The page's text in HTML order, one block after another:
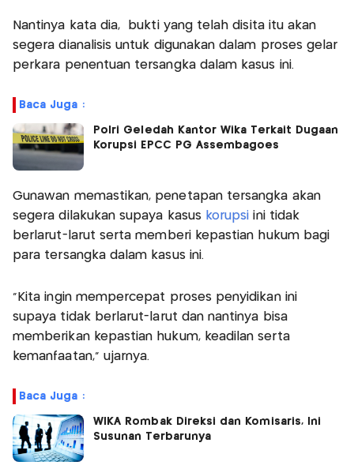
Nantinya kata dia, bukti yang telah disita itu akan
segera dianalisis untuk digunakan dalam proses gelar
perkara penentuan tersangka dalam kasus ini.
Baca Juga :
Polri Geledah Kantor Wika Terkait Dugaan
Korupsi EPCC PG Assembagoes
Gunawan memastikan, penetapan tersangka akan
segera dilakukan supaya kasus korupsi ini tidak
berlarut-larut serta memberi kepastian hukum bagi
para tersangka dalam kasus ini.
"Kita ingin mempercepat proses penyidikan ini
supaya tidak berlarut-larut dan nantinya bisa
memberikan kepastian hukum, keadilan serta
kemanfaatan," ujarnya.
Baca Juga :
WIKA Rombak Direksi dan Komisaris, Ini
Susunan Terbarunya